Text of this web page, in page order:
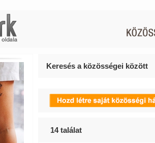
Keresés a közösségei között
14találat